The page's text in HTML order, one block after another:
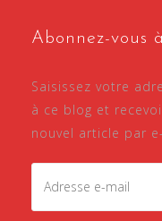
Abonnez-vous
Saisissez votre
à ce blog et
nouvel article par